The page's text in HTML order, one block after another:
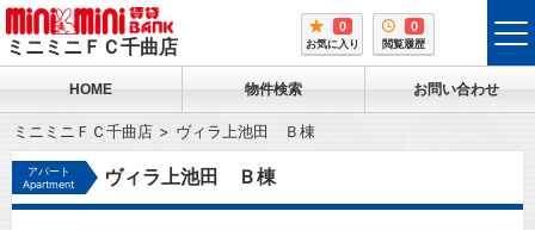
ミニミニＦＣ千曲店
0
お気に入り
0
閲覧履歴
HOME 物件検索 お問い合わせ
ミニミニＦＣ千曲店 ヴィラ上池田 Ｂ棟
アパート
Apartment
ヴィラ上池田 Ｂ棟